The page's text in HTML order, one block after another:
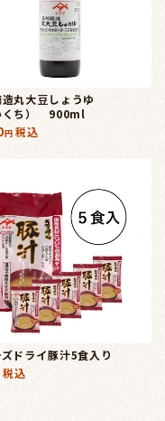
丸大豆しょうゆ
くち） 900ml
税込
ドライ豚汁5食入り
税込